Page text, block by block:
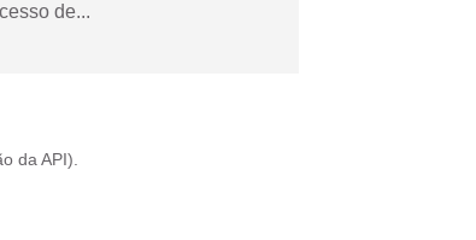
de...
da API ).